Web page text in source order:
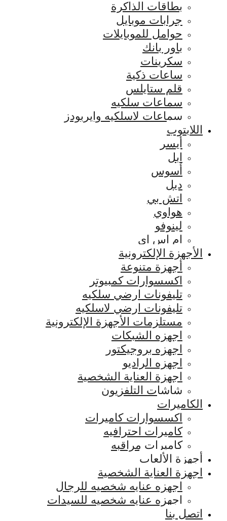
بطاقات الذاكرة
جرابات موبايل
حوامل للموبايلات
باور بانك
سكرينات
ساعات ذكية
قلم ستايلس
سماعات سلكيه
سماعات لاسلكيه وايربودز
اللابتوب
أيسر
ابل
أسوس
ديل
اتش بي
هواوي
لينوفو
ام اس اي
الأجهزة الإلكترونية
أجهزة متنوعة
اكسسوارات كمبيوتر
تليفونات ارضي سلكيه
تليفونات ارضي لاسلكيه
مستلزمات الأجهزة الإلكترونية
اجهزه الشبكات
اجهزه بروجيكتور
اجهزه الراديو
اجهزة العناية الشخصية
شاشات التلفزيون
الكاميرات
اكسسوارات كاميرات
كاميرات احترافيه
كاميرات مراقبه
أجهزة الألعاب
اجهزة العناية الشخصية
اجهزه عنايه شخصيه للرجال
اجهزه عنايه شخصيه للسيدات
اتصل بنا